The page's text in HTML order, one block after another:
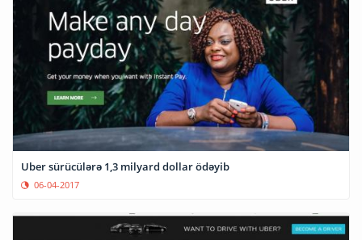
Uber sürücülərə 1,3 milyard dollar ödəyib
06-04-2017